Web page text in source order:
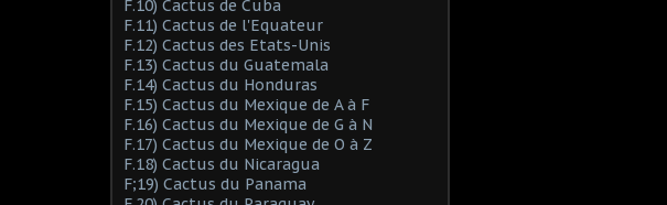
F.10) Cactus de Cuba
F.11) Cactus de l'Equateur
F.12) Cactus des Etats-Unis
F.13) Cactus du Guatemala
F.14) Cactus du Honduras
F.15) Cactus du Mexique de A à F
F.16) Cactus du Mexique de G à N
F.17) Cactus du Mexique de O à Z
F.18) Cactus du Nicaragua
F;19) Cactus du Panama